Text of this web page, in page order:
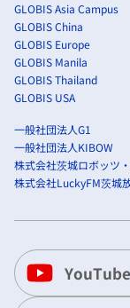
GLOBIS Asia Campus
GLOBIS China
GLOBIS Europe
GLOBIS Manila
GLOBIS Thailand
GLOBIS USA
一般社団法人G1
一般社団法人KIBOW
株式会社茨城ロボッツ
株式会社LuckyFM茨城
YouTube